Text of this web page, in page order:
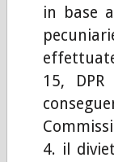
in base
15,
il